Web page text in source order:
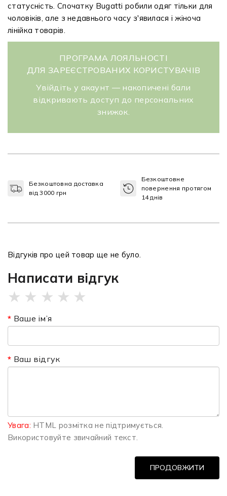
статусність. Спочатку Bugatti робили одяг тільки для
чоловіків, але з недавнього часу з'явилася і жіноча
лінійка товарів.
ПРОГРАМА ЛОЯЛЬНОСТІ
ДЛЯ ЗАРЕЄСТРОВАНИХ КОРИСТУВАЧІВ
Увійдіть у акаунт — накопичені бали
відкривають доступ до персональних
знижок.
Безкоштовна доставка
від 3000 грн
Безкоштовне
повернення протягом
14 днів
Відгуків про цей товар ще не було.
Написати відгук
★ ★ ★ ★ ★
Ваше ім’я
Ваш відгук
Увага: HTML розмітка не підтримується.
Використовуйте звичайний текст.
ПРОДОВЖИТИ